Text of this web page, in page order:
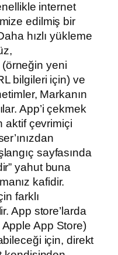
internet
edilmiş bir
hızlı yükleme
(örneğin yeni
bilgileri için) ve
Markanın
App’i çekmek
aktif çevrimiçi
sayfasında
yahut buna
kafidir.
farklı
App store’larda
App Store)
için, direkt